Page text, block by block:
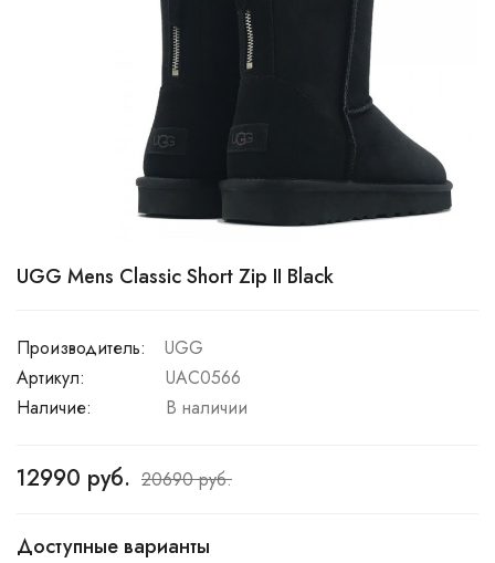
UGG Mens Classic Short Zip II Black
Производитель:
UGG
Артикул:
UAC0566
Наличие:
В наличии
12990 руб. 20690 руб.
Доступные варианты